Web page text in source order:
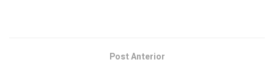
Post Anterior